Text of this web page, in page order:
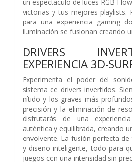
un espectáculo de luces RGB
victorias y tus mejores playlists.
para una experiencia gaming
iluminación se fusionan creando
DRIVERS
EXPERIENCIA 3D-
Experimenta el poder del
sistema de drivers invertidos.
nítido y los graves más
precisión y la eliminación de
disfrutarás de una
auténtica y equilibrada, creando
envolvente. La fusión perfecta de
y diseño inteligente, todo para
juegos con una intensidad sin